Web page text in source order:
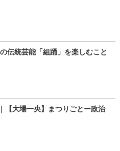
伝統芸能「組踊」を楽しむこと
【大場一央】まつりごとー政治